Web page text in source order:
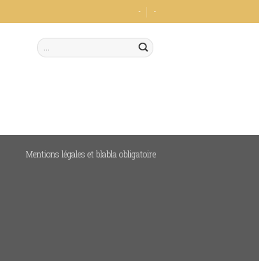
- -
Mentions légales et blabla obligatoire